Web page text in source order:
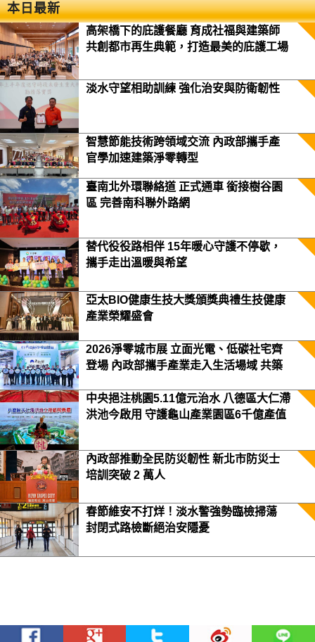
本日最新
高架橋下的庇護餐廳 育成社福與建築師
共創都市再生典範，打造最美的庇護工場
淡水守望相助訓練 強化治安與防衛韌性
智慧節能技術跨領域交流 內政部攜手產
官學加速建築淨零轉型
臺南北外環聯絡道 正式通車 銜接樹谷園
區 完善南科聯外路網
替代役役路相伴 15年暖心守護不停歇，
攜手走出溫暖與希望
亞太BIO健康生技大獎頒獎典禮生技健康
產業榮耀盛會
2026淨零城市展 立面光電、低碳社宅齊
登場 內政部攜手產業走入生活場域 共築
中央挹注桃園5.11億元治水 八德區大仁滯
洪池今啟用 守護龜山產業園區6千億產值
內政部推動全民防災韌性 新北市防災士
培訓突破 2 萬人
春節維安不打烊！淡水警強勢臨檢掃蕩
封閉式路檢斷絕治安隱憂